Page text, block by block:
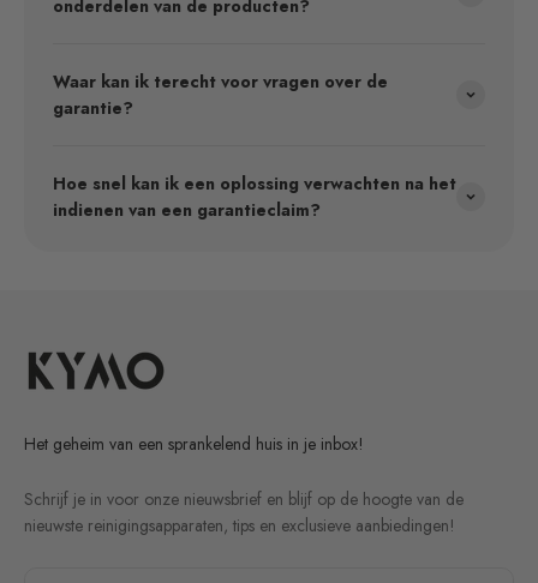
onderdelen van de producten?
Waar kan ik terecht voor vragen over de
garantie?
Hoe snel kan ik een oplossing verwachten na het
indienen van een garantieclaim?
Het geheim van een sprankelend huis in je inbox!
Schrijf je in voor onze nieuwsbrief en blijf op de hoogte van de
nieuwste reinigingsapparaten, tips en exclusieve aanbiedingen!